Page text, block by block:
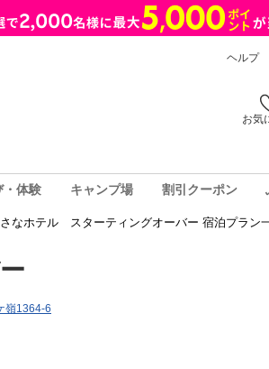
ヘルプ
お気
・体験 キャンプ場 割引クーポン
なホテル スターティングオーバー 宿泊プラン
嶺1364-6